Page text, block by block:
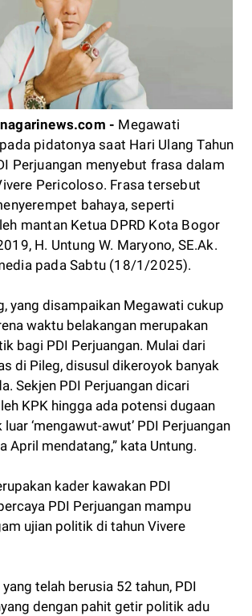
- Megawati
pidatonya saat Hari Ulang Tahun
Perjuangan menyebut frasa dalam
Pericoloso. Frasa tersebut
bahaya, seperti
mantan Ketua DPRD Kota Bogor
H. Untung W. Maryono, SE.Ak.
pada Sabtu (18/1/2025).
yang disampaikan Megawati cukup
waktu belakangan merupakan
bagi PDI Perjuangan. Mulai dari
di Pileg, disusul dikeroyok banyak
Sekjen PDI Perjuangan dicari
KPK hingga ada potensi dugaan
‘mengawut-awut’ PDI Perjuangan
April mendatang,” kata Untung.
kader kawakan PDI
PDI Perjuangan mampu
ujian politik di tahun Vivere
telah berusia 52 tahun, PDI
dengan pahit getir politik adu